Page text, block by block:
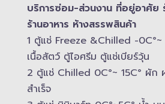
บริการซ่อม-​ส่วนงาน ที่อยู่อาศัย
ร้านอาหาร ห้างสรรพสินค้า
1 ตู้แช่ Freeze &​Chilled -​0C°~
เนื้อสัตว์ ตู้ไอศรีม ตู้แช่เบียร์วุ้น
2 ตู้แช่ Chilled​ 0C°~ 15C° ผัก
สำเร็จ